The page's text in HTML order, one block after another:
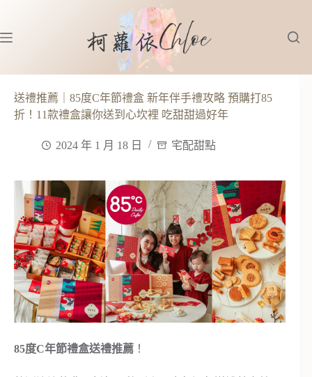
主
內
送禮推薦｜85度C年節禮盒 新年伴手禮攻略 預購打85
折！11款禮盒讓你送到心坎裡 吃甜甜過好年
2024 年 1 月 18 日 宅配甜點
85度C年節禮盒送禮推薦 ！